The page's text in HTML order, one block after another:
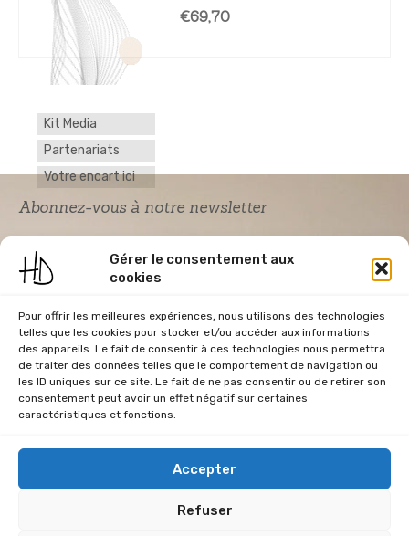
Gérer le consentement aux
cookies
Pour offrir les meilleures expériences, nous utilisons des technologies
telles que les cookies pour stocker et/ou accéder aux informations
des appareils. Le fait de consentir à ces technologies nous permettra
de traiter des données telles que le comportement de navigation ou
les ID uniques sur ce site. Le fait de ne pas consentir ou de retirer son
consentement peut avoir un effet négatif sur certaines
caractéristiques et fonctions.
Accepter
Refuser
€69,70
Kit Media
Partenariats
Votre encart ici
Abonnez-vous à notre newsletter
Acceptation RGPD
*
J'accepte la politique de confidentialité du
site Home & Déco